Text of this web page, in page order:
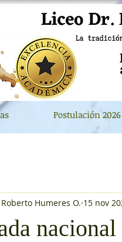
Postulación 2026
nacional
Humeres O. 15 nov